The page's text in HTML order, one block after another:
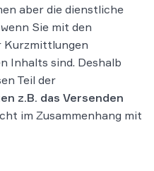
aber die dienstliche
Sie mit den
Kurzmittlungen
Inhalts sind. Deshalb
Teil der
z.B. das Versenden
im Zusammenhang mit